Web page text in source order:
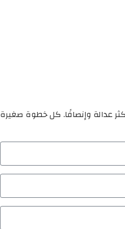
عدالة وإنصافًا. كل خطوة صغيرة